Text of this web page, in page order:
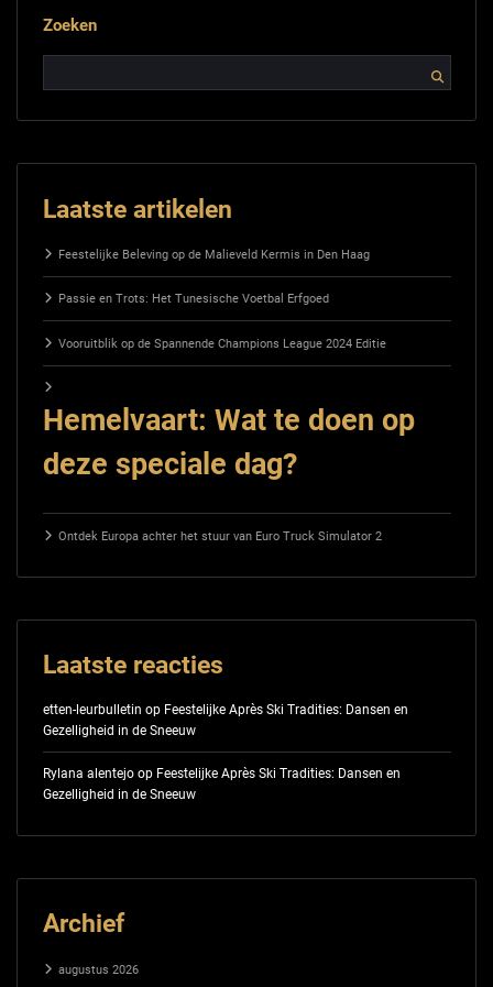
Zoeken
Laatste artikelen
Feestelijke Beleving op de Malieveld Kermis in Den Haag
Passie en Trots: Het Tunesische Voetbal Erfgoed
Vooruitblik op de Spannende Champions League 2024 Editie
Hemelvaart: Wat te doen op
deze speciale dag?
Ontdek Europa achter het stuur van Euro Truck Simulator 2
Laatste reacties
etten-leurbulletin op Feestelijke Après Ski Tradities: Dansen en
Gezelligheid in de Sneeuw
Rylana alentejoop Feestelijke Après Ski Tradities: Dansen en
Gezelligheid in de Sneeuw
Archief
augustus 2026